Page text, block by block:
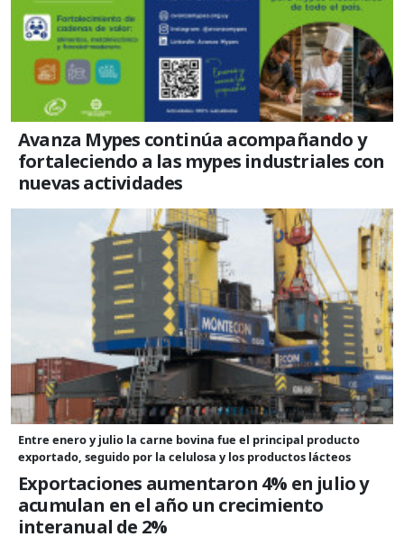
Avanza Mypes continúa acompañando y
fortaleciendo a las mypes industriales con
nuevas actividades
Entre enero y julio la carne bovina fue el principal producto
exportado, seguido por la celulosa y los productos lácteos
Exportaciones aumentaron 4% en julio y
acumulan en el año un crecimiento
interanual de 2%